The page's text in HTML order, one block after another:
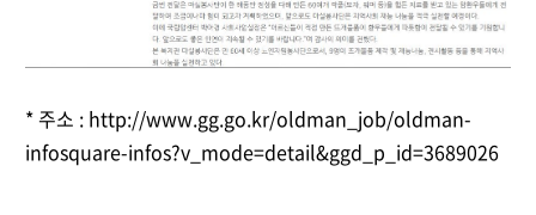
* 주소 : http://www.gg.go.kr/oldman_job/oldman-
infosquare-infos?v_mode=detail&ggd_p_id=3689026